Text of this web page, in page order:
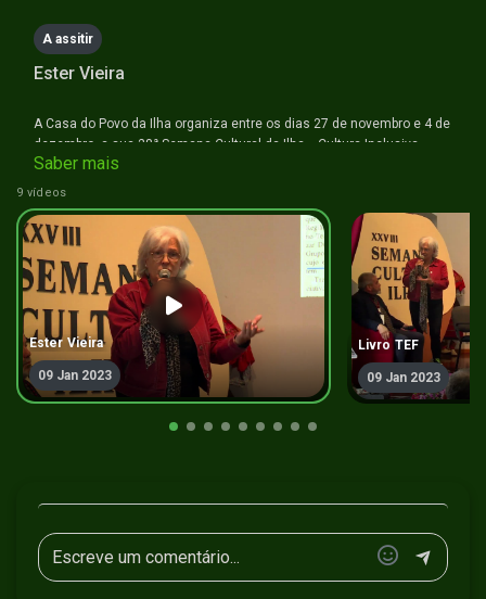
A assitir
Ester Vieira
A Casa do Povo da Ilha organiza entre os dias 27 de novembro e 4 de
dezembro, a sua 28ª Semana Cultural da Ilha. «Cultura Inclusiva,
protocolar e ambiental» é a temática desta edição.
Saber mais
9 vídeos
Ester Vieira
09 Jan 2023
Livro TEF
09 Jan 2023